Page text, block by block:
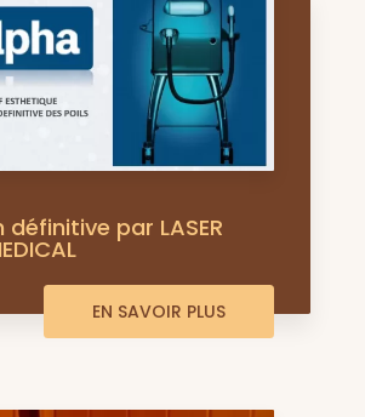
définitive par LASER
EN SAVOIR PLUS